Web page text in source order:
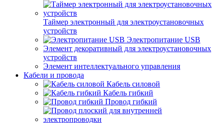
Таймер электронный для электроустановочных
устройств
Электропитание USB
Элемент декоративный для электроустановочных
устройств
Элемент интеллектуального управления
Кабели и провода
Кабель силовой
Кабель гибкий
Провод гибкий